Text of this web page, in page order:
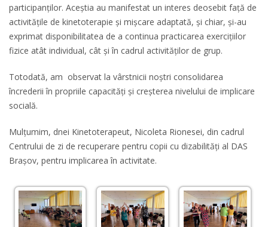
participanților. Aceștia au manifestat un interes deosebit față de
activitățile de kinetoterapie și mișcare adaptată, și chiar, și-au
exprimat disponibilitatea de a continua practicarea exercițiilor
fizice atât individual, cât și în cadrul activităților de grup.
Totodată, am observat la vârstnicii noștri consolidarea
încrederii în propriile capacități și creșterea nivelului de implicare
socială.
Mulțumim, dnei Kinetoterapeut, Nicoleta Rionesei, din cadrul
Centrului de zi de recuperare pentru copii cu dizabilități al DAS
Brașov, pentru implicarea în activitate.